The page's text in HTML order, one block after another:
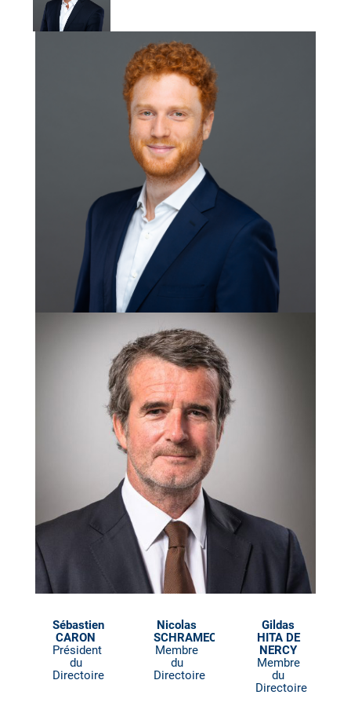
Sébastien
CARON
Président
du
Directoire
Nicolas
SCHRAMECK
Membre
du
Directoire
Gildas
HITA DE
NERCY
Membre
du
Directoire